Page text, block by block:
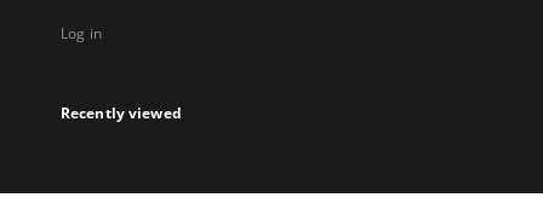
Log in
Recently viewed